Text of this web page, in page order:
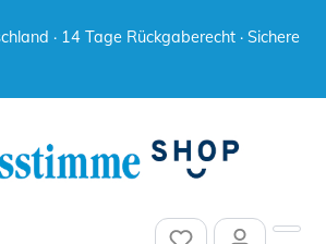
· 14 Tage Rückgaberecht · Sichere